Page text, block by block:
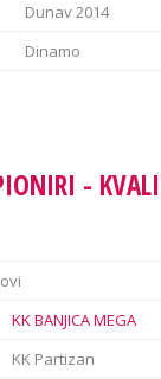
Dunav 2014
Dinamo
-
KK BANJICA MEGA
KK Partizan